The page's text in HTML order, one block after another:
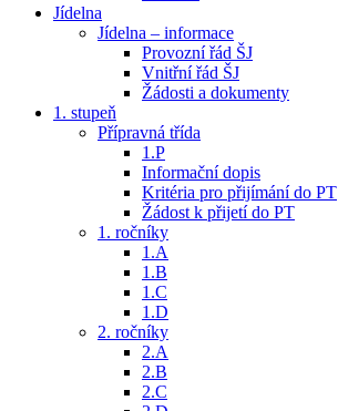
Jídelna
Jídelna – informace
Provozní řád ŠJ
Vnitřní řád ŠJ
Žádosti a dokumenty
1. stupeň
Přípravná třída
1.P
Informační dopis
Kritéria pro přijímání do PT
Žádost k přijetí do PT
1. ročníky
1.A
1.B
1.C
1.D
2. ročníky
2.A
2.B
2.C